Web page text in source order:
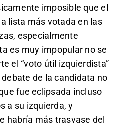
imposible que el
lista más votada en las
especialmente
es muy impopular no se
el “voto útil izquierdista”
debate de la candidata no
fue eclipsada incluso
a su izquierda, y
habría más trasvase del